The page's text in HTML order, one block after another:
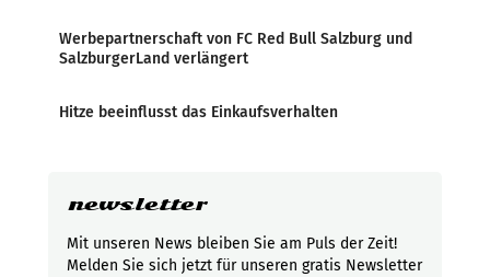
Werbepartnerschaft von FC Red Bull Salzburg und
SalzburgerLand verlängert
Hitze beeinflusst das Einkaufsverhalten
newsletter
Mit unseren News bleiben Sie am Puls der Zeit!
Melden Sie sich jetzt für unseren gratis Newsletter